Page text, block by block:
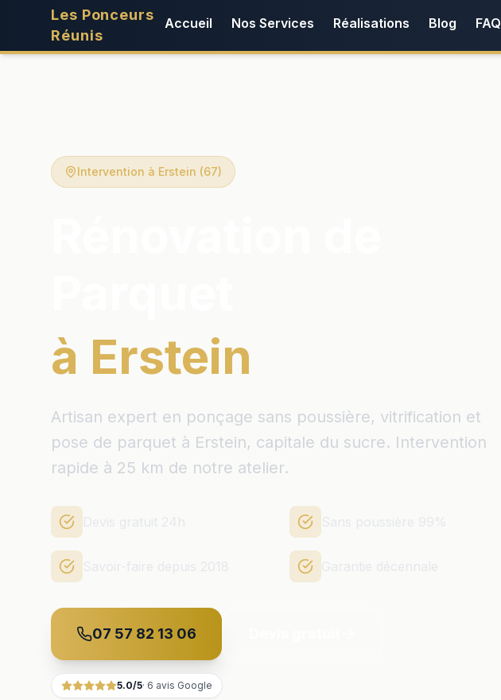
Les Ponceurs
Réunis
Accueil Nos Services Réalisations Blog FAQ
Intervention à Erstein (67)
à Erstein
Artisan expert en ponçage sans poussière, vitrification et
pose de parquet à Erstein, capitale du sucre. Intervention
rapide à 25 km de notre atelier.
07 57 82 13 06
5.0/5· 6 avis Google